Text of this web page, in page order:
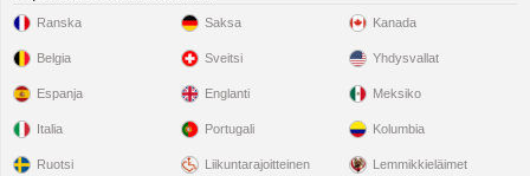
Ranska
Belgia
Espanja
Italia
Ruotsi
Saksa
Sveitsi
Englanti
Portugali
Liikuntarajoitteinen
Kanada
Yhdysvallat
Meksiko
Kolumbia
Lemmikkieläimet